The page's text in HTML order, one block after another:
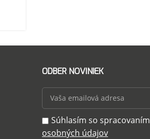
ODBER NOVINIEK
Súhlasím so spracovaním
osobných údajov